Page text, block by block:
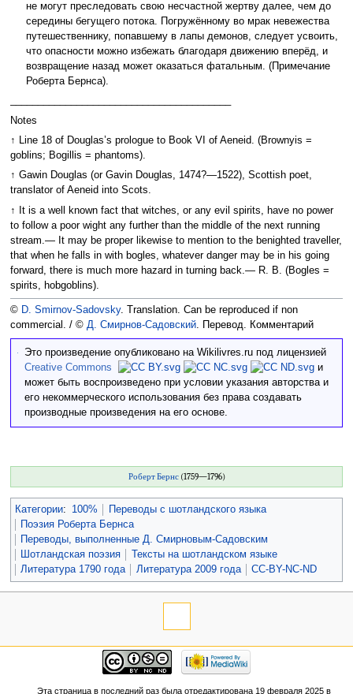
не могут преследовать свою несчастной жертву далее, чем до
середины бегущего потока. Погружённому во мрак невежества
путешественнику, попавшему в лапы демонов, следует усвоить,
что опасности можно избежать благодаря движению вперёд, и
возвращение назад может оказаться фатальным. (Примечание
Роберта Бернса).
Notes
↑ Line 18 of Douglas’s prologue to Book VI of Aeneid. (Brownyis =
goblins; Bogillis = phantoms).
↑ Gawin Douglas (or Gavin Douglas, 1474?—1522), Scottish poet,
translator of Aeneid into Scots.
↑ It is a well known fact that witches, or any evil spirits, have no power
to follow a poor wight any further than the middle of the next running
stream.— It may be proper likewise to mention to the benighted traveller,
that when he falls in with bogles, whatever danger may be in his going
forward, there is much more hazard in turning back.— R. B. (Bogles =
spirits, hobgoblins).
© D. Smirnov-Sadovsky. Translation. Can be reproduced if non
commercial. / © Д. Смирнов-Садовский. Перевод. Комментарий
Это произведение опубликовано на Wikilivres.ru под лицензией
Creative Commons
и
может быть воспроизведено при условии указания авторства и
его некоммерческого использования без права создавать
производные произведения на его основе.
Роберт Бернс(1759—1796)
Категории: 100%
Переводы с шотландского языка
Поэзия Роберта Бернса
Переводы, выполненные Д. Смирновым-Садовским
Шотландская поэзия
Тексты на шотландском языке
Литература 1790 года
Литература 2009 года CC-BY-NC-ND
Эта страница в последний раз была отредактирована 19 февраля 2025 в